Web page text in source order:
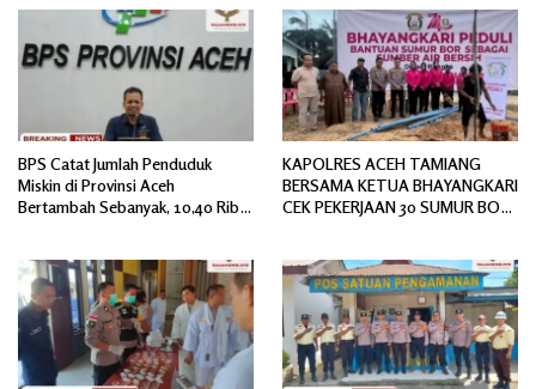
BPS Catat Jumlah Penduduk
Miskin di Provinsi Aceh
Bertambah Sebanyak, 10,40 Ribu
KAPOLRES ACEH TAMIANG
BERSAMA KETUA BHAYANGKARI
CEK PEKERJAAN 30 SUMUR BOR